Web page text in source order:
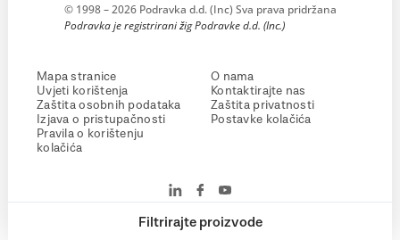
Filtrirajte proizvode
© 1998 – 2026 Podravka d.d. (Inc) Sva prava pridržana
Podravka je registrirani žig Podravke d.d. (Inc.)
Mapa stranice
Uvjeti korištenja
Zaštita osobnih podataka
Izjava o pristupačnosti
Pravila o korištenju
kolačića
O nama
Kontaktirajte nas
Zaštita privatnosti
Postavke kolačića